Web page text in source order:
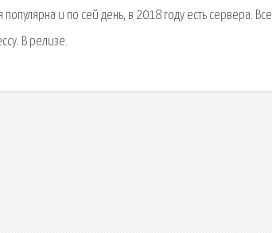
и по сей день, в 2018 году есть сервера. Все
В релизе.